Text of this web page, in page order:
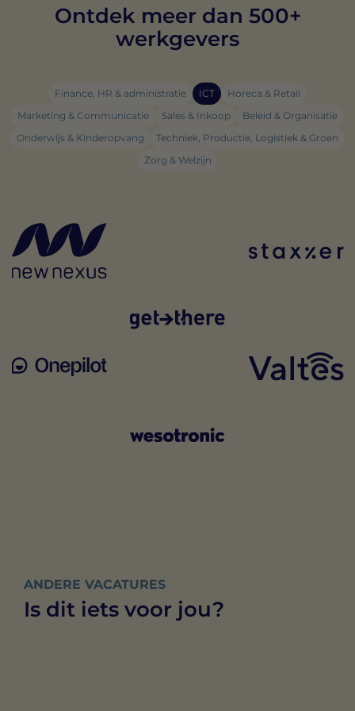
Ontdek meer dan 500+
werkgevers
Finance, HR & administratie ICT
Horeca & Retail
Marketing & Communicatie
Sales & Inkoop
Beleid & Organisatie
Onderwijs & Kinderopvang
Techniek, Productie, Logistiek & Groen
Zorg & Welzijn
ANDERE VACATURES
Is dit iets voor jou?